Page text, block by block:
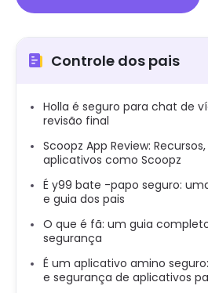
Controle dos pais
Holla é seguro para chat de
revisão final
Scoopz App Review:
aplicativos como Scoopz
É y99 bate -papo seguro:
e guia dos pais
O que é fã: um guia
segurança
É um aplicativo amino
e segurança de aplicativos